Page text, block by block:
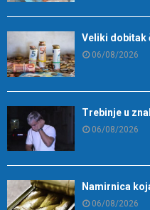
Veliki dobitak
06/08/2026
Trebinje u
06/08/2026
Namirnica
06/08/2026